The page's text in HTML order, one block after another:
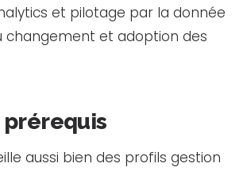
et pilotage par la donnée
changement et adoption des
aussi bien des profils gestion